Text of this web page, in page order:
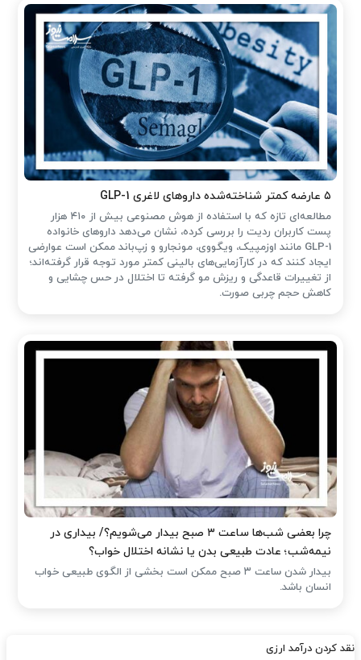
۵ عارضه کمتر شناخته‌شده داروهای لاغری GLP-1
مطالعه‌ای تازه که با استفاده از هوش مصنوعی بیش از ۴۱۰ هزار
پست کاربران ردیت را بررسی کرده، نشان می‌دهد داروهای خانواده
GLP-1 مانند اوزمپیک، ویگووی، مونجارو و زپ‌باند ممکن است عوارضی
ایجاد کنند که در کارآزمایی‌های بالینی کمتر مورد توجه قرار گرفته‌اند؛
از تغییرات قاعدگی و ریزش مو گرفته تا اختلال در حس چشایی و
کاهش حجم چربی صورت.
چرا بعضی شب‌ها ساعت ۳ صبح بیدار می‌شویم؟/ بیداری در
نیمه‌شب؛ عادت طبیعی بدن یا نشانه اختلال خواب؟
بیدار شدن ساعت ۳ صبح ممکن است بخشی از الگوی طبیعی خواب
انسان باشد.
نقد کردن درآمد ارزی